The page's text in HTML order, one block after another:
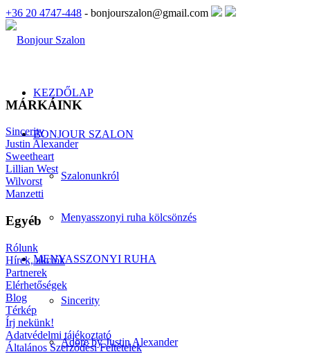
+36 20 4747-448 - bonjourszalon@gmail.com
KEZDŐLAP
BONJOUR SZALON
Szalonunkról
Menyasszonyi ruha kölcsönzés
MENYASSZONYI RUHA
Sincerity
Adore by Justin Alexander
MÁRKÁINK
Sincerity
Justin Alexander
Sweetheart
Lillian West
Wilvorst
Manzetti
Egyéb
Rólunk
Hírek, akciók
Partnerek
Elérhetőségek
Blog
Térkép
Írj nekünk!
Adatvédelmi tájékoztató
Általános Szerződési Feltételek